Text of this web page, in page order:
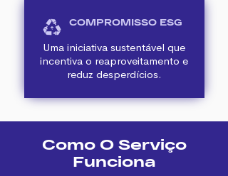
COMPROMISSO ESG
Uma iniciativa sustentável que
incentiva o reaproveitamento e
reduz desperdícios.
Como O Serviço
Funciona